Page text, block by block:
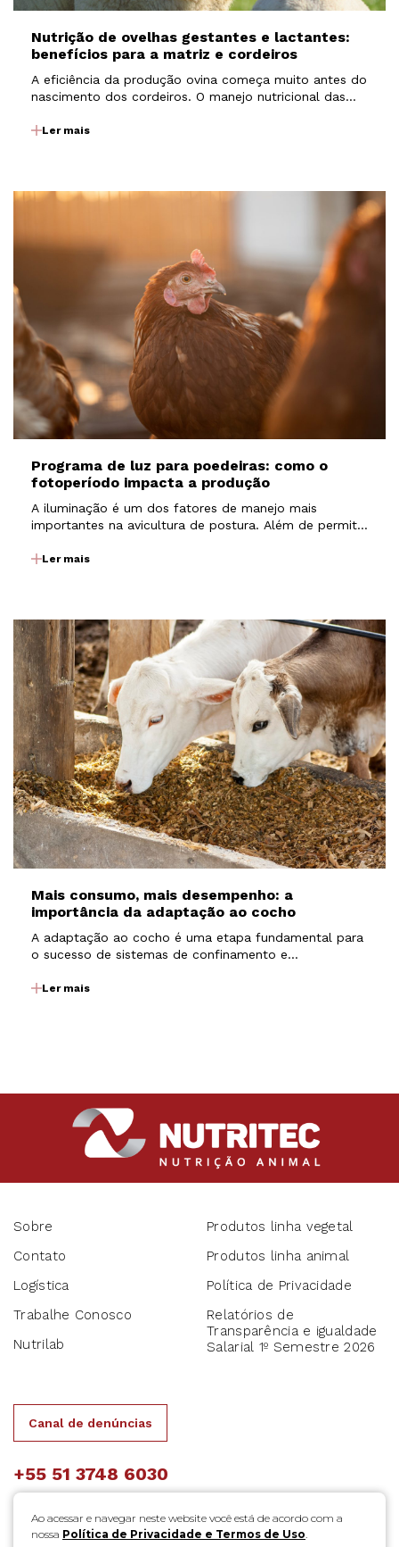
Nutrição de ovelhas gestantes e lactantes:
benefícios para a matriz e cordeiros
A eficiência da produção ovina começa muito antes do
nascimento dos cordeiros. O manejo nutricional das
influência direta sobre a fertilidade, o desenvolvimento
Ler mais
Programa de luz para poedeiras: como o
fotoperíodo impacta a produção
A iluminação é um dos fatores de manejo mais
importantes na avicultura de postura. Além de permitir
consumo de água, a luz atua diretamente sobre
Ler mais
Mais consumo, mais desempenho: a
importância da adaptação ao cocho
A adaptação ao cocho é uma etapa fundamental para
o sucesso de sistemas de confinamento e
passam por uma transição nutricional, saindo de dietas
Ler mais
Sobre
Contato
Logística
Trabalhe Conosco
Nutrilab
Produtos linha vegetal
Produtos linha animal
Política de Privacidade
Relatórios de
Transparência e igualdade
Salarial 1º Semestre 2026
Canal de denúncias
+55 51 3748 6030
Ao acessar e navegar neste website você está de acordo com a
nossa Política de Privacidade e Termos de Uso.